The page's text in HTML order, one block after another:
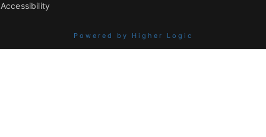
Accessibility
Powered by Higher Logic